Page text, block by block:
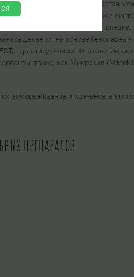
средствах, срок годности настоя
экстракт брусники, а также
разных стран
делается на основе
гарантирующими их
такие, как Микрокил
их замораживание и хранение в
препаратов